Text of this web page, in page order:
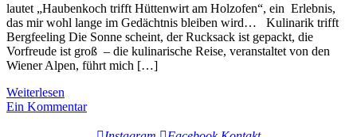
lautet „Haubenkoch trifft Hüttenwirt am Holzofen“, ein Erlebnis,
das mir wohl lange im Gedächtnis bleiben wird… Kulinarik trifft
Bergfeeling Die Sonne scheint, der Rucksack ist gepackt, die
Vorfreude ist groß – die kulinarische Reise, veranstaltet von den
Wiener Alpen, führt mich […]
Weiterlesen
Ein Kommentar